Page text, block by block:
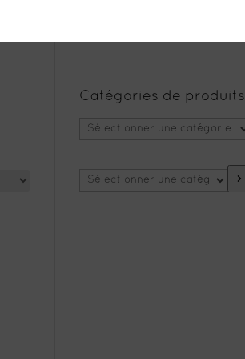
Catégories de produits
Sélectionner